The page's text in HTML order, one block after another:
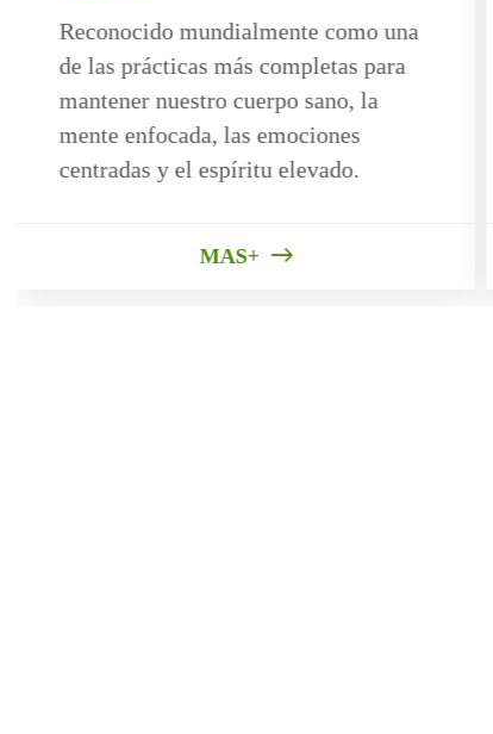
Reconocido mundialmente como una
de las prácticas más completas para
mantener nuestro cuerpo sano, la
mente enfocada, las emociones
centradas y el espíritu elevado.
MAS+